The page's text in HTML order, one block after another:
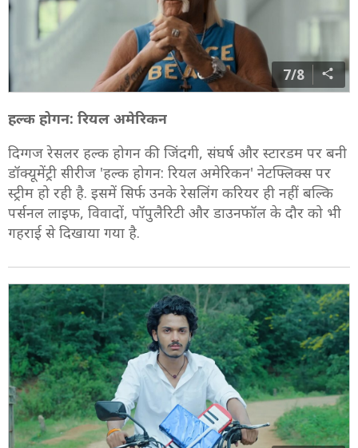
7/8
हल्क होगन: रियल अमेरिकन
दिग्गज रेसलर हल्क होगन की जिंदगी, संघर्ष और स्टारडम पर बनी
डॉक्यूमेंट्री सीरीज 'हल्क होगन: रियल अमेरिकन' नेटफ्लिक्स पर
स्ट्रीम हो रही है. इसमें सिर्फ उनके रेसलिंग करियर ही नहीं बल्कि
पर्सनल लाइफ, विवादों, पॉपुलैरिटी और डाउनफॉल के दौर को भी
गहराई से दिखाया गया है.